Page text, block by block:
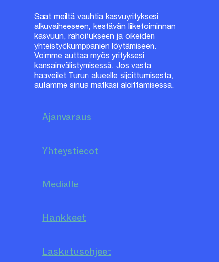
Saat meiltä vauhtia kasvuyrityksesi
alkuvaiheeseen, kestävän liiketoiminnan
kasvuun, rahoitukseen ja oikeiden
yhteistyökumppanien löytämiseen.
Voimme auttaa myös yrityksesi
kansainvälistymisessä. Jos vasta
haaveilet Turun alueelle sijoittumisesta,
autamme sinua matkasi aloittamisessa.
Ajanvaraus
Yhteystiedot
Medialle
Hankkeet
Laskutusohjeet